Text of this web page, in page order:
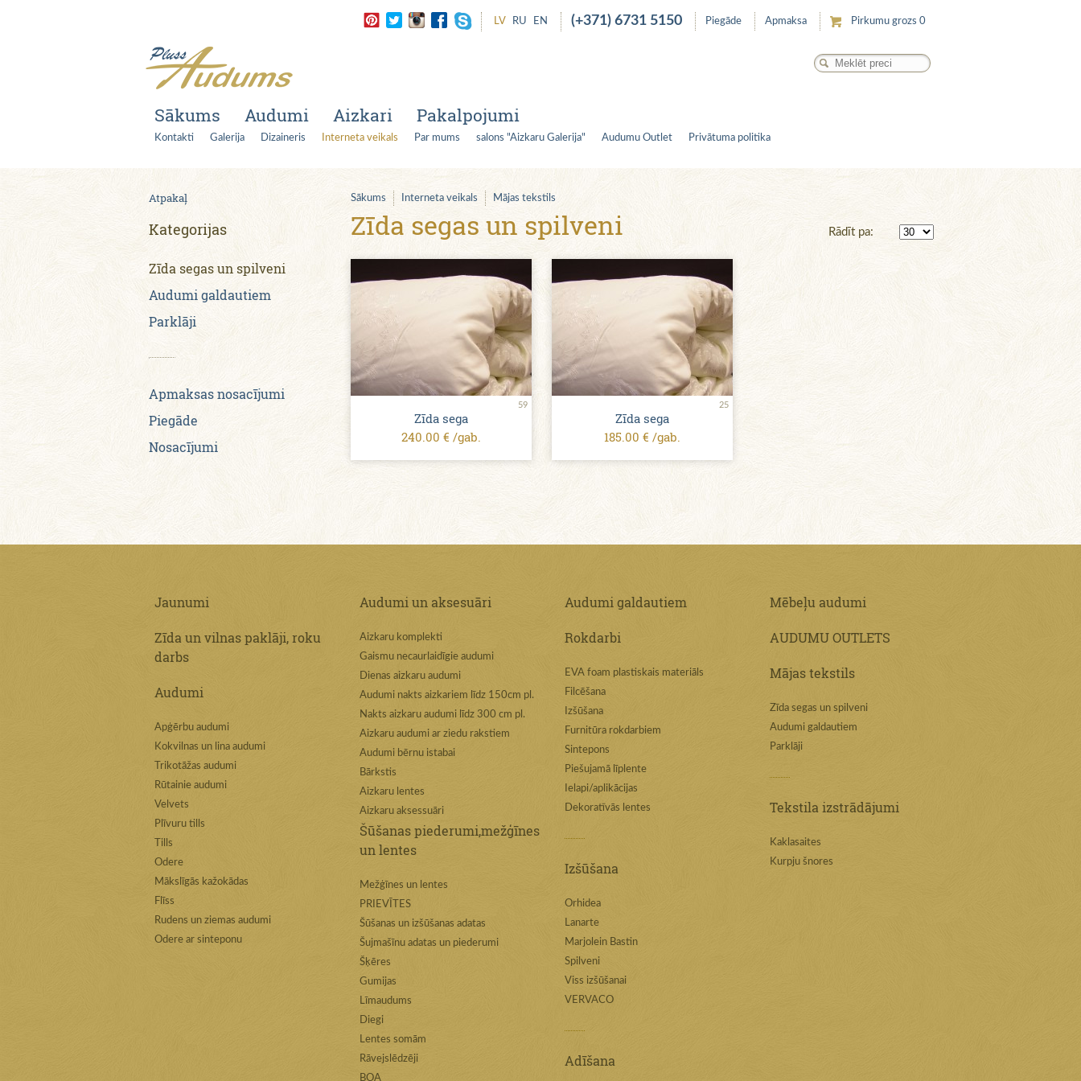
LV RU EN (+371) 6731 5150 Piegāde Apmaksa Pirkumu grozs 0
Sākums Audumi Aizkari Pakalpojumi
Kontakti Galerija Dizaineris Interneta veikals Par mums salons "Aizkaru Galerija" Audumu Outlet Privātuma politika
Atpakaļ
Kategorijas
Zīda segas un spilveni
Audumi galdautiem
Parklāji
Apmaksas nosacījumi
Piegāde
Nosacījumi
Sākums Interneta veikals Mājas tekstils
Zīda segas un spilveni Rādīt pa:
59
Zīda sega
240.00 € /gab.
25
Zīda sega
185.00 € /gab.
Jaunumi
Zīda un vilnas paklāji, roku
darbs
Audumi
Apģērbu audumi
Kokvilnas un lina audumi
Trikotāžas audumi
Rūtainie audumi
Velvets
Plīvuru tills
Tills
Odere
Mākslīgās kažokādas
Flīss
Rudens un ziemas audumi
Odere ar sinteponu
Audumi un aksesuāri
Aizkaru komplekti
Gaismu necaurlaidīgie audumi
Dienas aizkaru audumi
Audumi nakts aizkariem līdz 150cm pl.
Nakts aizkaru audumi līdz 300 cm pl.
Aizkaru audumi ar ziedu rakstiem
Audumi bērnu istabai
Bārkstis
Aizkaru lentes
Aizkaru aksessuāri
Šūšanas piederumi,mežģīnes
un lentes
Mežģīnes un lentes
PRIEVĪTES
Šūšanas un izšūšanas adatas
Šujmašīnu adatas un piederumi
Šķēres
Gumijas
Līmaudums
Diegi
Lentes somām
Rāvejslēdzēji
BOA
Audumi galdautiem
Rokdarbi
EVA foam plastiskais materiāls
Filcēšana
Izšūšana
Furnitūra rokdarbiem
Sintepons
Piešujamā līplente
Ielapi/aplikācijas
Dekoratīvās lentes
Izšūšana
Orhidea
Lanarte
Marjolein Bastin
Spilveni
Viss izšūšanai
VERVACO
Adīšana
Mēbeļu audumi
AUDUMU OUTLETS
Mājas tekstils
Zīda segas un spilveni
Audumi galdautiem
Parklāji
Tekstila izstrādājumi
Kaklasaites
Kurpju šnores